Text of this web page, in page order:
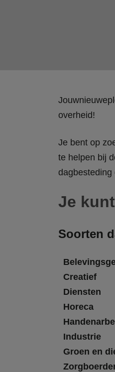
overheid!
Je bent op
te helpen bij
dagbesteding
Je
Soorten
Creatief
Diensten
Horeca
Industrie
Groen en